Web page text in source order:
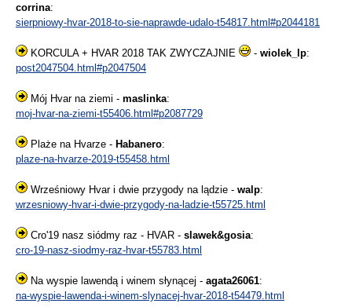
corrina:
sierpniowy-hvar-2018-to-sie-naprawde-udalo-t54817.html#p2044181
KORCULA + HVAR 2018 TAK ZWYCZAJNIE - wiolek_lp:
post2047504.html#p2047504
Mój Hvar na ziemi - maslinka:
moj-hvar-na-ziemi-t55406.html#p2087729
Plaże na Hvarze - Habanero:
plaze-na-hvarze-2019-t55458.html
Wrześniowy Hvar i dwie przygody na lądzie - walp:
wrzesniowy-hvar-i-dwie-przygody-na-ladzie-t55725.html
Cro'19 nasz siódmy raz - HVAR - slawek&gosia:
cro-19-nasz-siodmy-raz-hvar-t55783.html
Na wyspie lawendą i winem słynącej - agata26061:
na-wyspie-lawenda-i-winem-slynacej-hvar-2018-t54479.html